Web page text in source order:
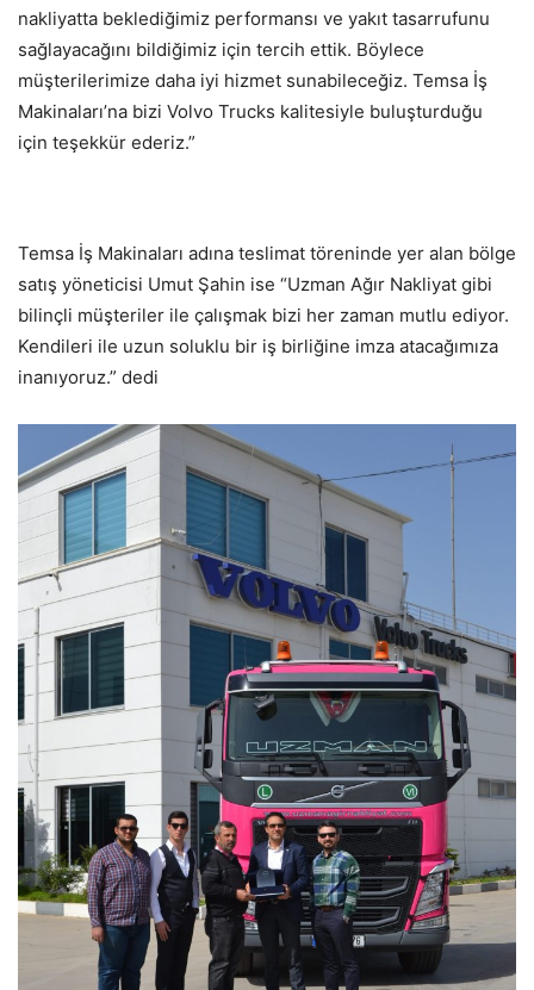
nakliyatta beklediğimiz performansı ve yakıt tasarrufunu
sağlayacağını bildiğimiz için tercih ettik. Böylece
müşterilerimize daha iyi hizmet sunabileceğiz. Temsa İş
Makinaları’na bizi Volvo Trucks kalitesiyle buluşturduğu
için teşekkür ederiz.”
Temsa İş Makinaları adına teslimat töreninde yer alan bölge
satış yöneticisi Umut Şahin ise “Uzman Ağır Nakliyat gibi
bilinçli müşteriler ile çalışmak bizi her zaman mutlu ediyor.
Kendileri ile uzun soluklu bir iş birliğine imza atacağımıza
inanıyoruz.” dedi